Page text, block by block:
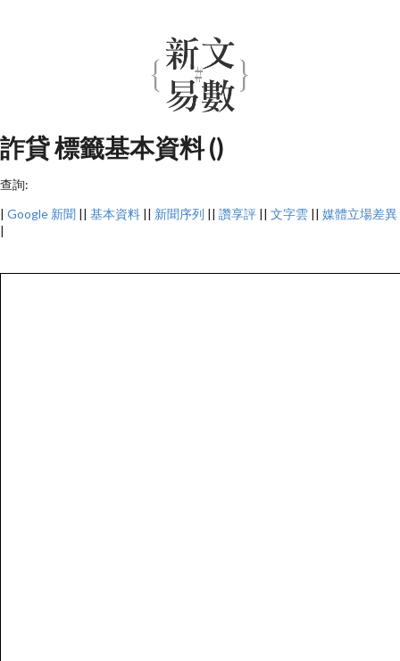
詐貸 標籤基本資料 ()
查詢:
| Google 新聞 || 基本資料 || 新聞序列 || 讚享評 || 文字雲 || 媒體立場差異
|